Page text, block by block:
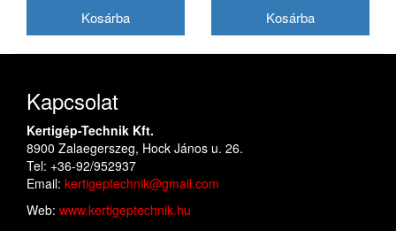
Kapcsolat
Kertigép-Technik Kft.
8900 Zalaegerszeg, Hock János u. 26.
Tel: +36-92/952937
Email: kertigeptechnik@gmail.com
Web: www.kertigeptechnik.hu